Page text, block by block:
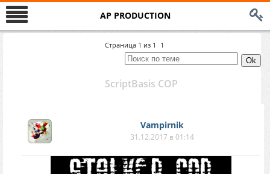
AP PRODUCTION
Страница 1 из 1 1
ScriptBasis COP
Vampirnik
31.12.2017 в 01:14